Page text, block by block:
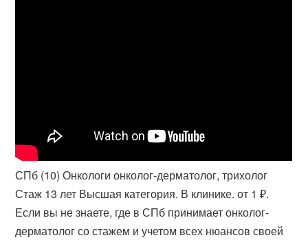
СПб (10) Онкологи онколог-дерматолог, трихолог
Стаж 13 лет Высшая категория. В клинике. от 1 ₽.
Если вы не знаете, где в СПб принимает онколог-
дерматолог со стажем и учетом всех нюансов своей